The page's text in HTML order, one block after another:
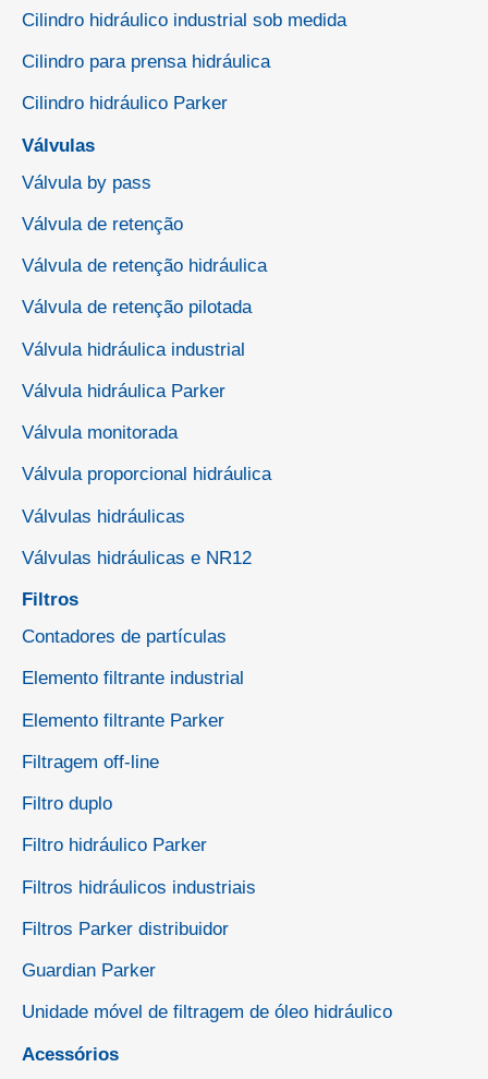
Cilindro hidráulico industrial sob medida
Cilindro para prensa hidráulica
Cilindro hidráulico Parker
Válvulas
Válvula by pass
Válvula de retenção
Válvula de retenção hidráulica
Válvula de retenção pilotada
Válvula hidráulica industrial
Válvula hidráulica Parker
Válvula monitorada
Válvula proporcional hidráulica
Válvulas hidráulicas
Válvulas hidráulicas e NR12
Filtros
Contadores de partículas
Elemento filtrante industrial
Elemento filtrante Parker
Filtragem off-line
Filtro duplo
Filtro hidráulico Parker
Filtros hidráulicos industriais
Filtros Parker distribuidor
Guardian Parker
Unidade móvel de filtragem de óleo hidráulico
Acessórios